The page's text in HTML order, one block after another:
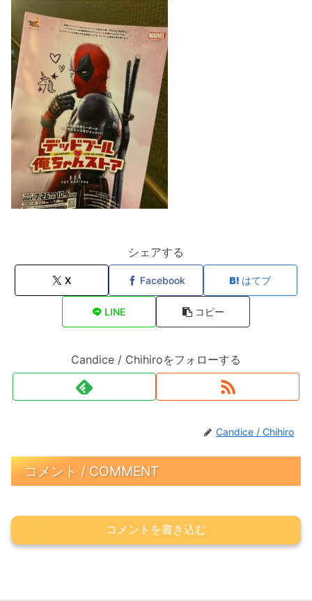
シェアする
X Facebook はてブ
LINE コピー
Candice / Chihiroをフォローする
Candice / Chihiro
コメント / COMMENT
コメントを書き込む